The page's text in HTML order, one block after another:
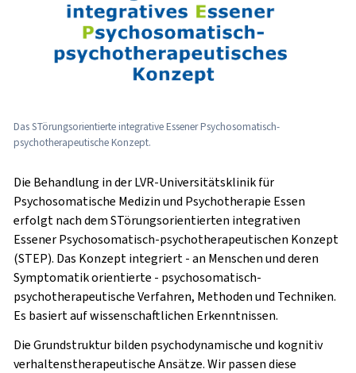
Das STörungsorientierte integrative Essener Psychosomatisch-
psychotherapeutische Konzept.
Die Behandlung in der LVR-Universitätsklinik für
Psychosomatische Medizin und Psychotherapie Essen
erfolgt nach demSTörungsorientierten integrativen
EssenerPsychosomatisch-psychotherapeutischen Konzept
(STEP). Das Konzept integriert - an Menschen und deren
Symptomatik orientierte - psychosomatisch-
psychotherapeutische Verfahren, Methoden und Techniken.
Es basiert auf wissenschaftlichen Erkenntnissen.
Die Grundstruktur bilden psychodynamische und kognitiv
verhaltenstherapeutische Ansätze. Wir passen diese